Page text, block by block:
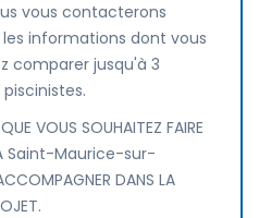
vous contacterons
informations dont vous
comparer jusqu'à 3
VOUS SOUHAITEZ FAIRE
À Saint-Maurice-sur-
DANS LA